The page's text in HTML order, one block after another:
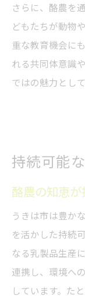
さらに、酪農を
どもたちが動物
重な教育機会に
れる共同体意識
ではの魅力とし
持続可能
酪農の知恵
うきは市は豊か
を活かした持続
なる乳製品生産
連携し、環境へ
しています。た